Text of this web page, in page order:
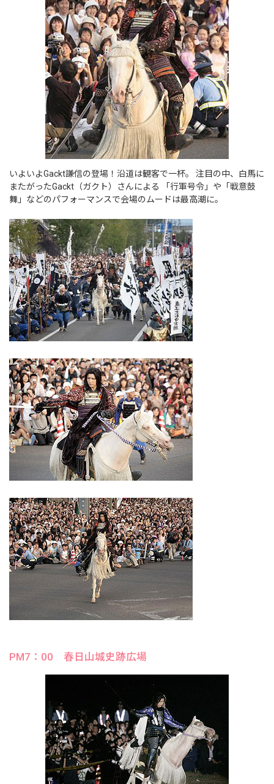
いよいよGackt謙信の登場！沿道は観客で一杯。 注目の中、白馬に
またがったGackt（ガクト）さんによる 「行軍号令」や「戦意鼓
舞」などのパフォーマンスで会場のムードは最高潮に。
PM7：00 春日山城史跡広場